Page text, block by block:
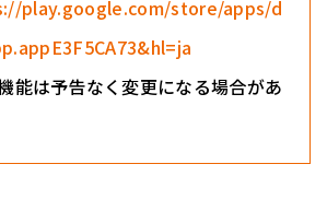
play.google.com/store/apps/d
能は予告なく変更になる場合があ